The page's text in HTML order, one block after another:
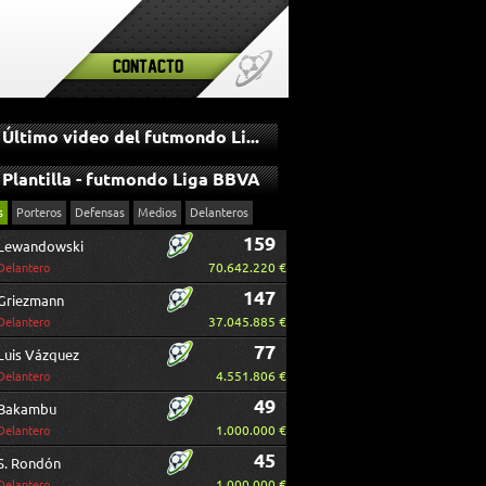
Contacto
Último video del futmondo Liga BBVA
Plantilla - futmondo Liga BBVA
Porteros Defensas Medios Delanteros
159
70.642.220 €
147
37.045.885 €
Vázquez 77
4.551.806 €
49
1.000.000 €
Rondón 45